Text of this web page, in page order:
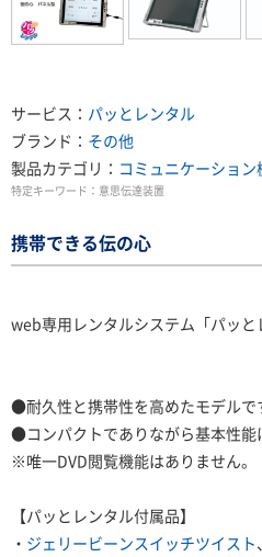
サービス： パッとレンタル
ブランド： その他
製品カテゴリ： コミュニケーション
特定キーワード： 意思伝達装置
携帯できる伝の心
web専用レンタルシステム「パッと
●耐久性と携帯性を高めたモデルで
●コンパクトでありながら基本性能
※唯一DVD閲覧機能はありません。
【パッとレンタル付属品】
・ ジェリービーンスイッチツイスト、